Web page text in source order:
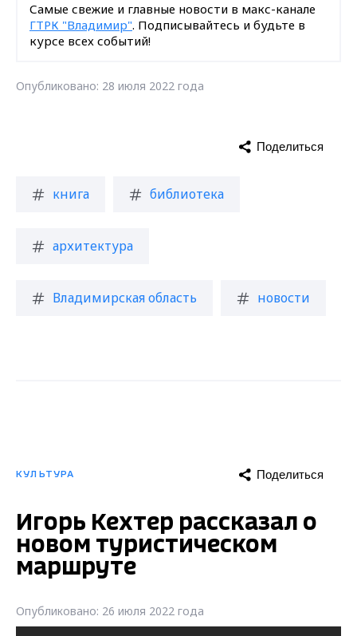
Самые свежие и главные новости в макс-канале
ГТРК "Владимир". Подписывайтесь и будьте в
курсе всех событий!
Опубликовано: 28 июля 2022 года
книга библиотека
архитектура
Владимирская область новости
Поделиться
КУЛЬТУРА Поделиться
Игорь Кехтер рассказал о
новом туристическом
маршруте
Опубликовано: 26 июля 2022 года